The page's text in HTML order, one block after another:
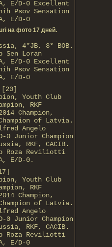
E/D-0 Excellent
Psov Sensation
E/D-0
на фото 17 дней.
4*JB, 3* BOB.
Sen Loran
E/D-0 Excellent
Psov Sensation
E/D-0
[20]
Youth Club
RKF
Champion,
of Latvia.
Angelo
0 Junior Champion
RKF, CACIB.
Roza Reviliotti
E/D-0.
Youth Club
RKF
Champion,
of Latvia.
Angelo
0 Junior Champion
RKF, CACIB.
Roza Reviliotti
E/D-0